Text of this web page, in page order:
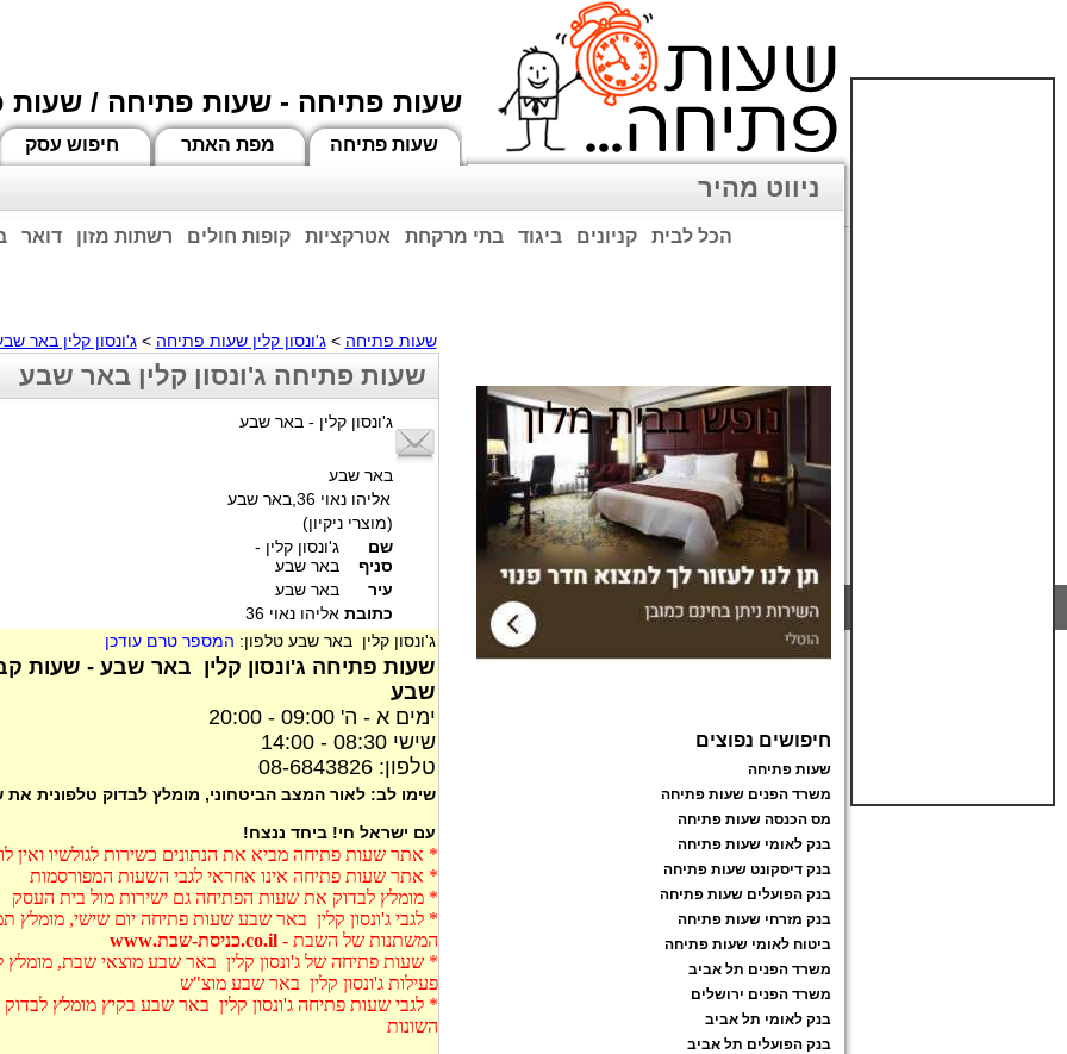
שעות פתיחה - שעות פתיחה / שעות
חיפוש עסק מפת האתר שעות פתיחה
ניווט מהיר
דואר רשתות מזון קופות חולים אטרקציות בתי מרקחת ביגוד קניונים הכל לבית
שעות פתיחה >ג'ונסון קלין שעות פתיחה >ג'ונסון קלין באר
שעות פתיחה ג'ונסון קלין באר שבע
ג'ונסון קלין - באר שבע
באר שבע
אליהו נאוי 36,באר שבע
(מוצרי ניקיון)
שם
סניף
ג'ונסון קלין -
באר שבע
עיר
באר שבע
כתובת אליהו נאוי 36
ג'ונסון קלין באר שבע טלפון: המספר טרם עודכן
שעות פתיחה ג'ונסון קלין באר שבע - שעות
שבע
ימים א - ה' 09:00 - 20:00
שישי 08:30 - 14:00
טלפון: 08-6843826
שימו לב: לאור המצב הביטחוני, מומלץ לבדוק טלפונית
עם ישראל חי! ביחד ננצח!
* אתר שעות פתיחה מביא את הנתונים כשירות לגולשיו
* אתר שעות פתיחה אינו אחראי לגבי השעות המפורסמות
* מומלץ לבדוק את שעות הפתיחה גם ישירות מול בית העסק
* לגבי ג'ונסון קלין באר שבע שעות פתיחה יום שישי, מומלץ
המשתנות של השבת -co.il.כניסת-שבת.www
* שעות פתיחה של ג'ונסון קלין באר שבע מוצאי שבת, מומלץ
פעילות ג'ונסון קלין באר שבע מוצ"ש
* לגבי שעות פתיחה ג'ונסון קלין באר שבע בקיץ מומלץ
השונות
חיפושים נפוצים
שעות פתיחה
משרד הפנים שעות פתיחה
מס הכנסה שעות פתיחה
בנק לאומי שעות פתיחה
בנק דיסקונט שעות פתיחה
בנק הפועלים שעות פתיחה
בנק מזרחי שעות פתיחה
ביטוח לאומי שעות פתיחה
משרד הפנים תל אביב
משרד הפנים ירושלים
בנק לאומי תל אביב
בנק הפועלים תל אביב